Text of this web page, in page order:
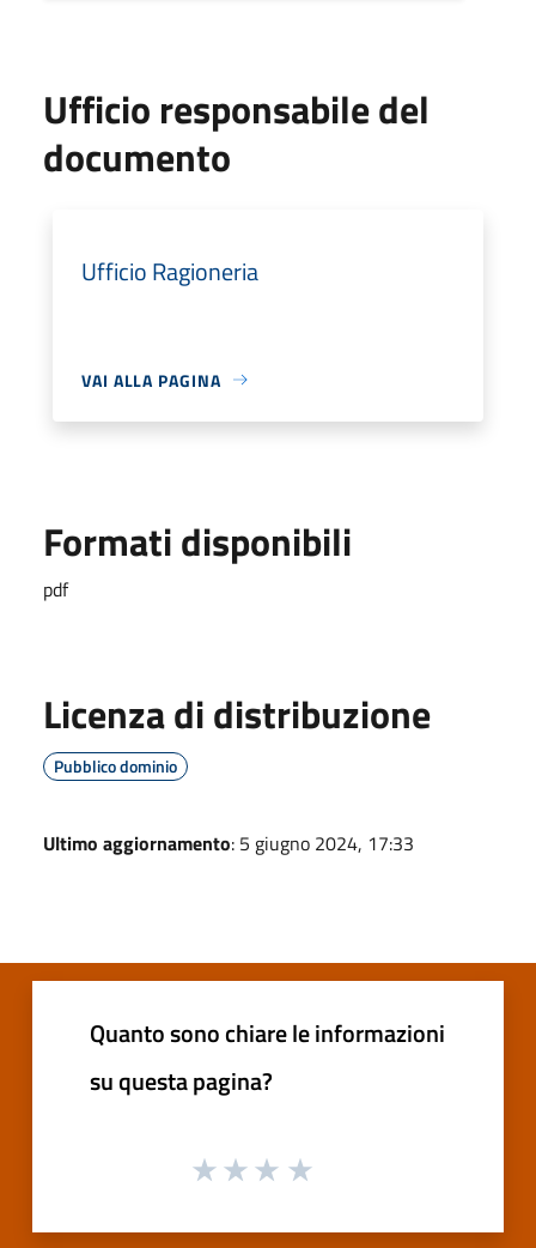
Ufficio responsabile del
documento
Ufficio Ragioneria
VAI ALLA PAGINA
Formati disponibili
pdf
Licenza di distribuzione
Pubblico dominio
Ultimo aggiornamento: 5 giugno 2024, 17:33
Quanto sono chiare le informazioni
su questa pagina?